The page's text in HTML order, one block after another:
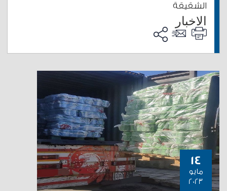
الشقيقة
الاخبار
14
مايو
2023